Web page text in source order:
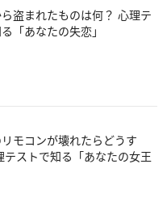
まれたものは何？ 心理テ
「あなたの失恋」
モコンが壊れたらどうす
テストで知る「あなたの女王